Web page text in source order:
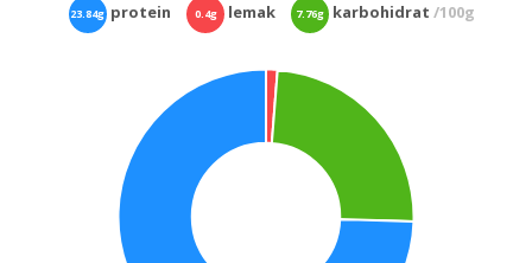
23.84gprotein 0.4g lemak 7.76g karbohidrat/100g